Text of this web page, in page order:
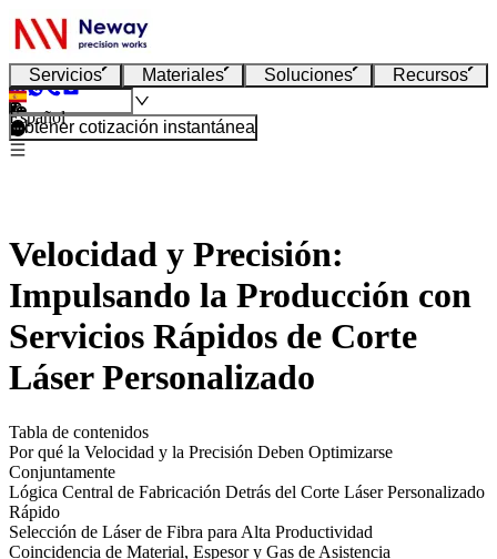
Servicios Materiales Soluciones Recursos
Español
Obtener cotización instantánea
Velocidad y Precisión:
Impulsando la Producción con
Servicios Rápidos de Corte
Láser Personalizado
Tabla de contenidos
Por qué la Velocidad y la Precisión Deben Optimizarse
Conjuntamente
Lógica Central de Fabricación Detrás del Corte Láser Personalizado
Rápido
Selección de Láser de Fibra para Alta Productividad
Coincidencia de Material, Espesor y Gas de Asistencia